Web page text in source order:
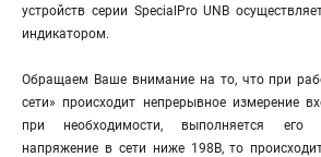
устройств серии SpecialPro UNB
индикатором.
Обращаем Ваше внимание на то, что при
сети» происходит непрерывное измерение
при необходимости, выполняется его
напряжение в сети ниже 198В, то